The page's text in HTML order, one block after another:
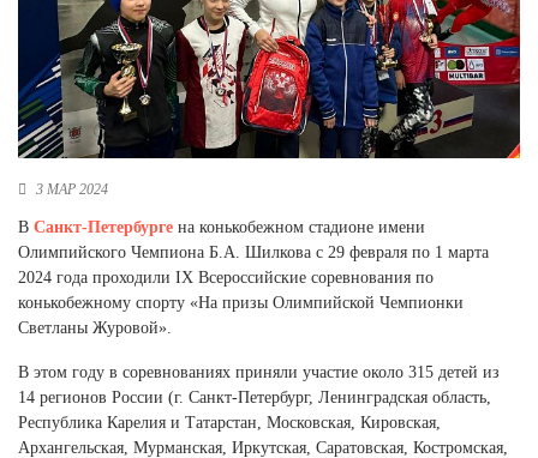
Новосибирская область (3)
Омская область (5)
Республика Башкортостан (3)
Республика Крым (1)
Республика Татарстан (2)
Ростовская область (2)
Самарская область (1)
Санкт-Петербург и ЛО (3)
Саратовская область (1)
Свердловская область (5)
Северная Осетия (2)
Ставропольский край (5)
Томская область (1)
Тульская область (1)
3 МАР 2024
В Санкт-Петербурге на конькобежном стадионе имени
Олимпийского Чемпиона Б.А. Шилкова с 29 февраля по 1 марта
2024 года проходили IX Всероссийские соревнования по
конькобежному спорту «На призы Олимпийской Чемпионки
Светланы Журовой».
В этом году в соревнованиях приняли участие около 315 детей из
14 регионов России (г. Санкт-Петербург, Ленинградская область,
Республика Карелия и Татарстан, Московская, Кировская,
Архангельская, Мурманская, Иркутская, Саратовская, Костромская,